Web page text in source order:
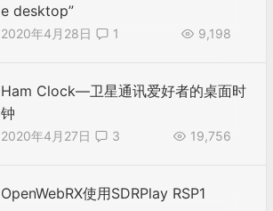
e desktop”
2020年4月28日 9,198
1
Ham Clock—卫星通讯爱好者的桌面时
钟
2020年4月27日 19,756
3
OpenWebRX使用SDRPlay RSP1